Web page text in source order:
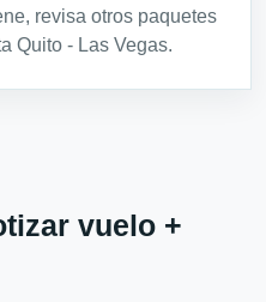
revisa otros paquetes
Quito - Las Vegas.
vuelo +